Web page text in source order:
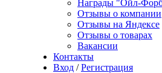
Награды "Ойл-
Отзывы о компании
Отзывы на Яндексе
Отзывы о товарах
Вакансии
Контакты
Вход / Регистрация